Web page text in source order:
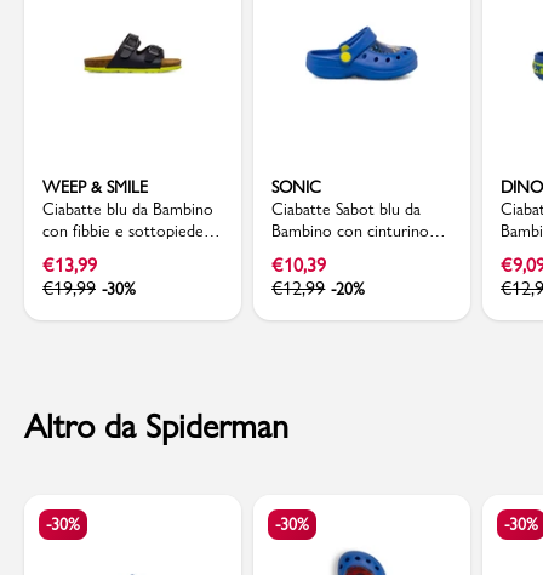
WEEP & SMILE
Ciabatte blu da Bambino
con fibbie e sottopiede in
pelle Weep & Smile
€13,99
€19,99 -30%
SONIC
Ciabatte Sabot blu da
Bambino con cinturino
mobile e patch Sonic
€10,39
€12,99 -20%
a
€
€
Altro da Spiderman
-30% -30% -30%